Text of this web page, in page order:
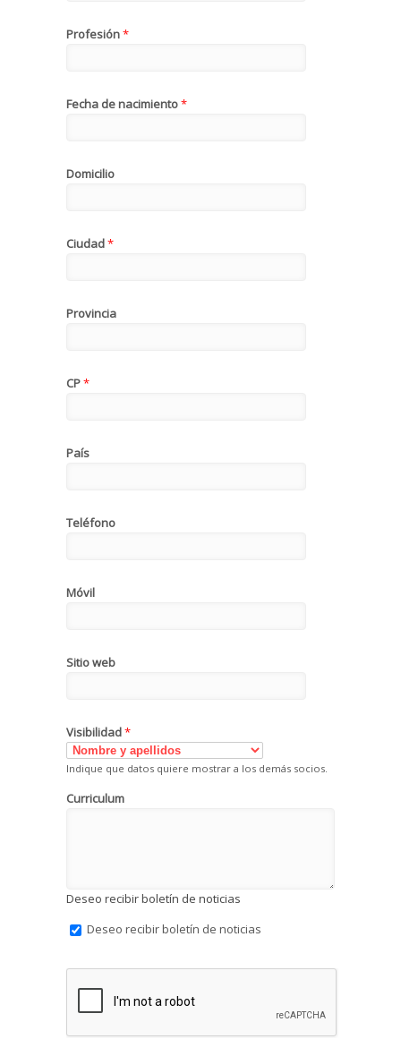
Profesión*
Fecha de nacimiento*
Domicilio
Ciudad*
Provincia
CP*
País
Teléfono
Móvil
Sitio web
Visibilidad*
Indique que datos quiere mostrar a los demás socios.
Curriculum
Deseo recibir boletín de noticias
Deseo recibir boletín de noticias